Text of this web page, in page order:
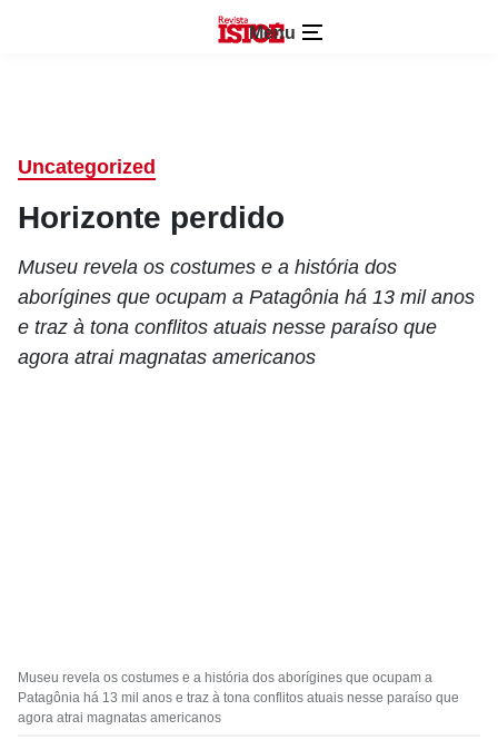
Menu
Uncategorized
Horizonte perdido
Museu revela os costumes e a história dos
aborígines que ocupam a Patagônia há 13 mil anos
e traz à tona conflitos atuais nesse paraíso que
agora atrai magnatas americanos
Museu revela os costumes e a história dos aborígines que ocupam a
Patagônia há 13 mil anos e traz à tona conflitos atuais nesse paraíso que
agora atrai magnatas americanos